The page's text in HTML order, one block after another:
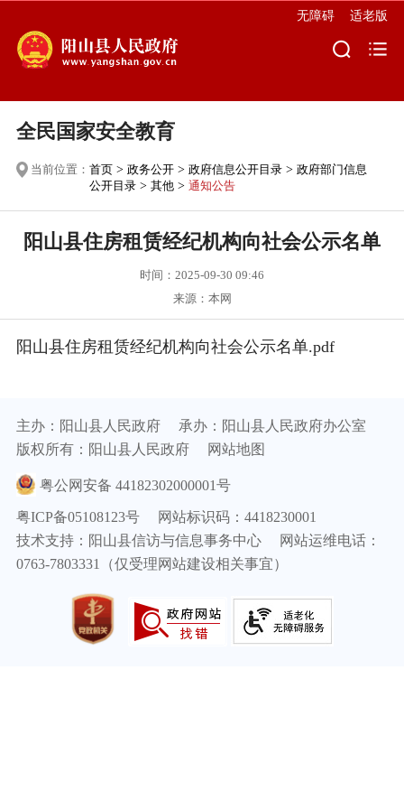
无障碍 适老版
全民国家安全教育
当前位置： 首页> 政务公开> 政府信息公开目录> 政府部门信息
公开目录> 其他> 通知公告
阳山县住房租赁经纪机构向社会公示名单
时间：2025-09-30 09:46
来源：本网
阳山县住房租赁经纪机构向社会公示名单.pdf
主办：阳山县人民政府
承办：阳山县人民政府办公室
版权所有：阳山县人民政府
网站地图
粤公网安备 44182302000001号
粤ICP备05108123号
网站标识码：4418230001
技术支持：阳山县信访与信息事务中心
网站运维电话：
0763-7803331（仅受理网站建设相关事宜）